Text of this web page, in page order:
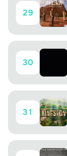
29
30
31